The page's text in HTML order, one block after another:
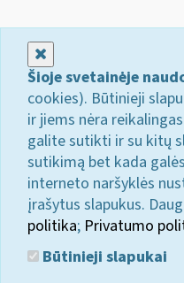
Šioje svetainėje
cookies). Būtinieji
ir jiems nėra
galite sutikti ir su kitų
sutikimą bet kada
interneto naršyklės
įrašytus slapukus.
politika; Privatumo
Būtinieji slapukai